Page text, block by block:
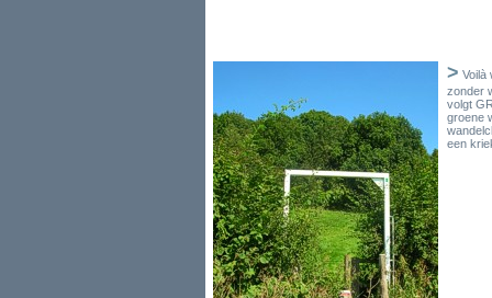
> Voilà
zonder
volgt
groene
een